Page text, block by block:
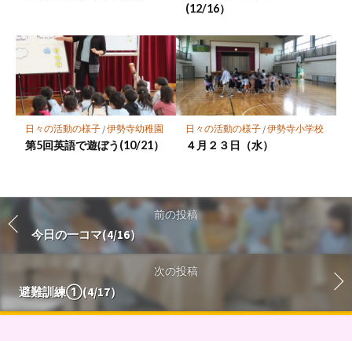
(12/16）
日々の活動の様子/伊勢寺幼稚園
第5回英語で遊ぼう(10/21）
日々の活動の様子/伊勢寺小学校
４月２３日（水）
前の投稿
今日の一コマ(4/16）
次の投稿
避難訓練①(4/17）